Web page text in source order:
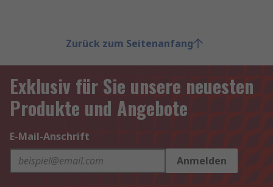
Zurück zum Seitenanfang
Exklusiv für Sie unsere neuesten
Produkte und Angebote
E-Mail-Anschrift
Anmelden